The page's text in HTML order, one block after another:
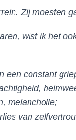
Zij moesten
wist ik het
een constant
melancholie;
van